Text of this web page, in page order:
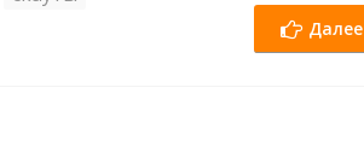
Далее